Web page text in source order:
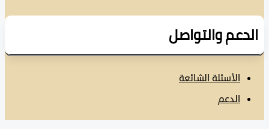
والتواصل
الأسئلة الشائعة
الدعم